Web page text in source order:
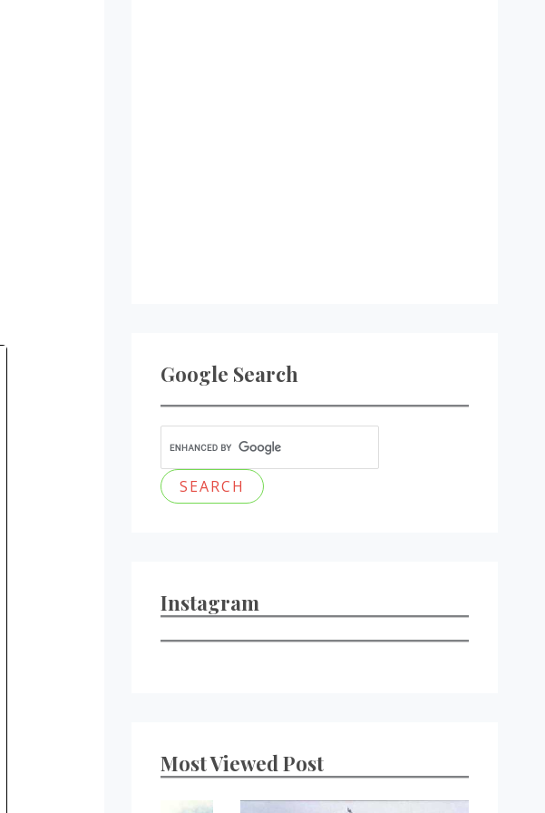
Google Search
Instagram
Most Viewed Post